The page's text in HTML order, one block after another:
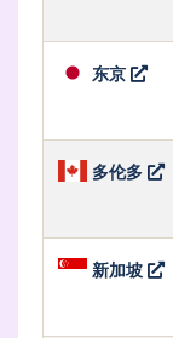
东京
多伦多
新加坡